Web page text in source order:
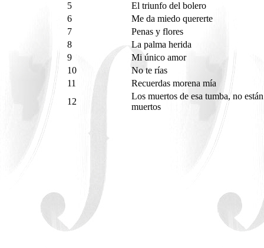
5
El triunfo del bolero
6
Me da miedo quererte
7
Penas y flores
8
La palma herida
9
Mi único amor
10
No te rías
11
Recuerdas morena mía
12
Los muertos de esa tumba, no están
muertos